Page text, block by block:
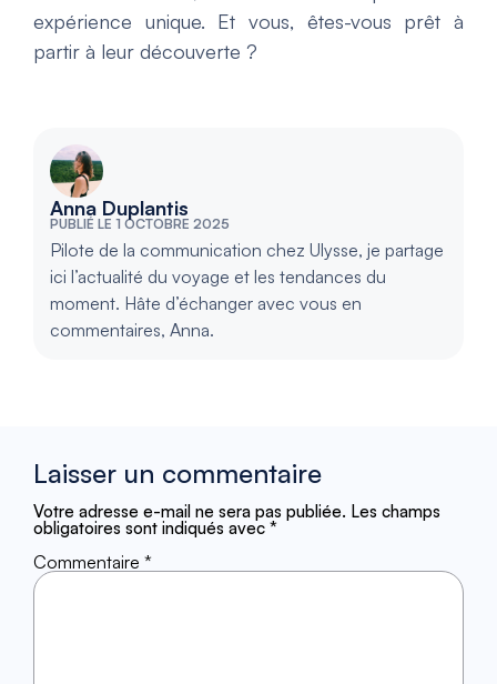
expérience unique. Et vous, êtes-vous prêt à
partir à leur découverte ?
Anna Duplantis
PUBLIÉ LE 1 OCTOBRE 2025
Pilote de la communication chez Ulysse, je partage
ici l’actualité du voyage et les tendances du
moment. Hâte d’échanger avec vous en
commentaires, Anna.
Laisser un commentaire
Votre adresse e-mail ne sera pas publiée. Les champs
obligatoires sont indiqués avec *
Commentaire *